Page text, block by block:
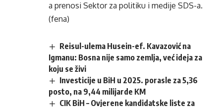
a prenosi Sektor za politiku i medije SDS-a.
(fena)
Reisul-ulema Husein-ef. Kavazović na
Igmanu: Bosna nije samo zemlja, već ideja za
koju se živi
Investicije u BiH u 2025. porasle za 5,36
posto, na 9,44 milijarde KM
CIK BiH – Ovjerene kandidatske liste za